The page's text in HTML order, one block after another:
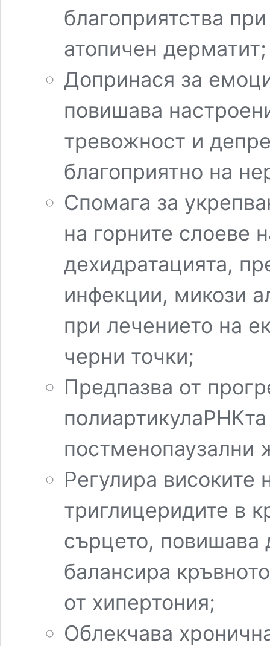
благоприятства
атопичен дерматит;
Допринася за
пoвишaвa
тревожност и
благоприятно на
Спомага за
на горните слоеве
дехидратацията,
инфекции, микози
при лечението на
черни точки;
Предпазва от
постменопаузални
Регулира високите
триглицеридите в
сърцето, повишава
балансира
от хипертония;
Облекчава